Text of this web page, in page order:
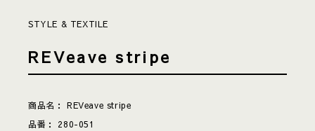
STYLE & TEXTILE
REVeave stripe
商品名：
REVeave stripe
品番：
280-051